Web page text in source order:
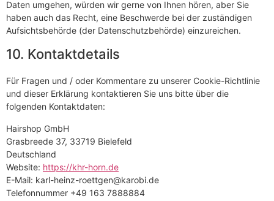
Daten umgehen, würden wir gerne von Ihnen hören, aber Sie
haben auch das Recht, eine Beschwerde bei der zuständigen
Aufsichtsbehörde (der Datenschutzbehörde) einzureichen.
10. Kontaktdetails
Für Fragen und / oder Kommentare zu unserer Cookie-Richtlinie
und dieser Erklärung kontaktieren Sie uns bitte über die
folgenden Kontaktdaten:
Hairshop GmbH
Grasbreede 37, 33719 Bielefeld
Deutschland
Website: https://khr-horn.de
E-Mail: karl-heinz-roettgen@karobi.de
Telefonnummer +49 163 7888884